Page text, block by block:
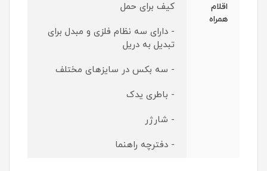
اقلام
همراه
کیف برای حمل
- دارای سه نظام فلزی و مبدل برای
تبدیل به دریل
- سه بکس در سایزهای مختلف
- باطری یدک
- شارژر
- دفترچه راهنما